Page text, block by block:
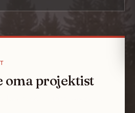
oma projektist